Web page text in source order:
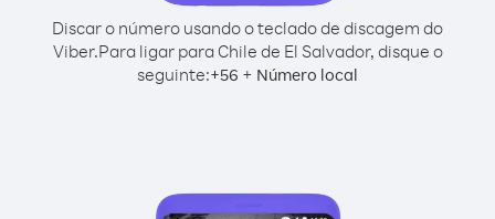
Discar o número usando o teclado de discagem do
Viber.Para ligar para Chile de El Salvador, disque o
seguinte:+56 + Número local